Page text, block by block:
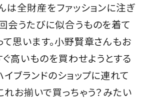
は全財産をファッションに注ぎ
会うたびに似合うものを着て
て思います。小野賢章さんもお
ぐ高いものを買わせようとする
イブランドのショップに連れて
れお揃いで買っちゃう？みたい